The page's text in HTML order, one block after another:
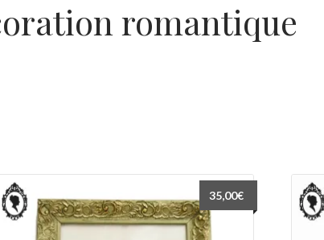
romantique
35,00€